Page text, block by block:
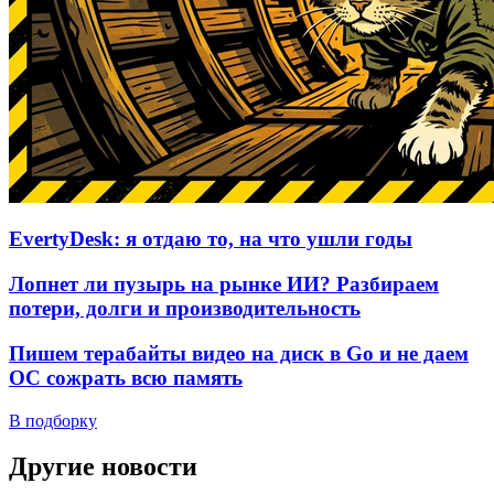
EvertyDesk: я отдаю то, на что ушли годы
Лопнет ли пузырь на рынке ИИ? Разбираем
потери, долги и производительность
Пишем терабайты видео на диск в Go и не даем
ОС сожрать всю память
В подборку
Другие новости